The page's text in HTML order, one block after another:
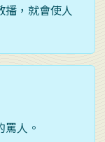
播，就會使人
人。